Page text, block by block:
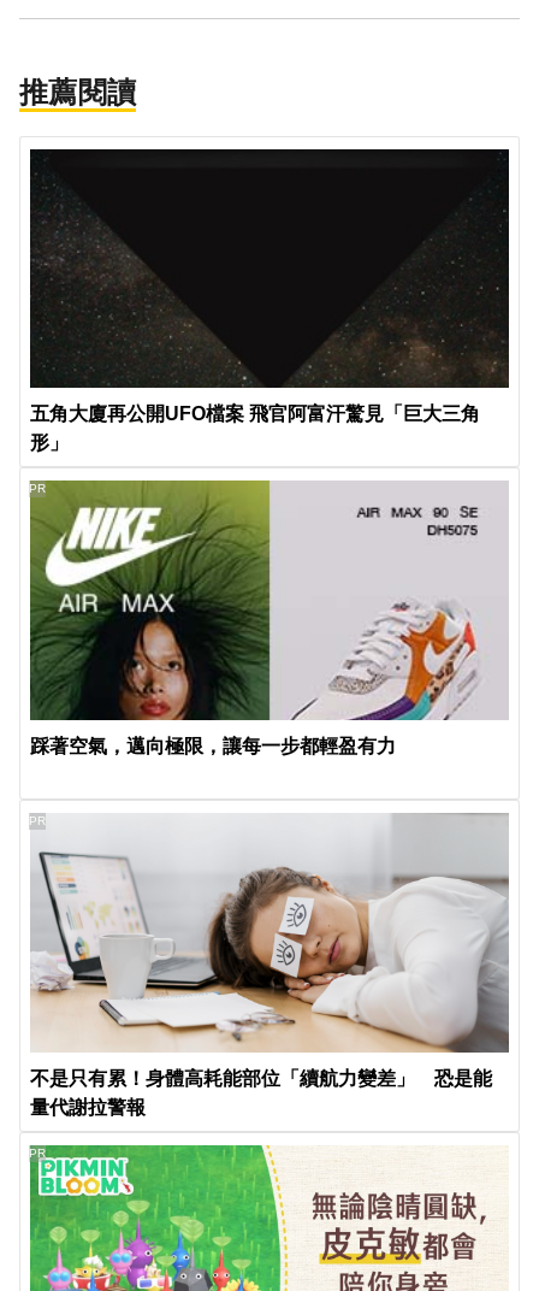
推薦閱讀
五角大廈再公開UFO檔案 飛官阿富汗驚見「巨大三角
形」
踩著空氣，邁向極限，讓每一步都輕盈有力
PR
不是只有累！身體高耗能部位「續航力變差」 恐是能
量代謝拉警報
PR
PR